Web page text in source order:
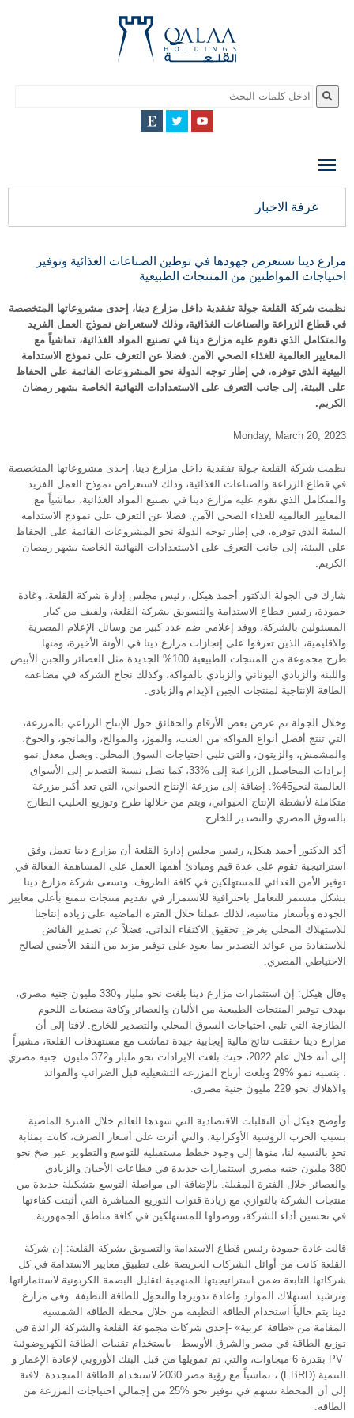
QALAA
QALAA
غرفة الاخبار
مزارع دينا تستعرض جهودها في توطين الصناعات الغذائية وتوفير
احتياجات المواطنين من المنتجات الطبيعية
نظمت شركة القلعة جولة تفقدية داخل مزارع دينا، إحدى مشروعاتها المتخصصة
في قطاع الزراعة والصناعات الغذائية، وذلك لاستعراض نموذج العمل الفريد
والمتكامل الذي تقوم عليه مزارع دينا في تصنيع المواد الغذائية، تماشياً مع
المعايير العالمية للغذاء الصحي الآمن. فضلا عن التعرف على نموذج الاستدامة
البيئية الذي توفره، في إطار توجه الدولة نحو المشروعات القائمة على الحفاظ
على البيئة، إلى جانب التعرف على الاستعدادات النهائية الخاصة بشهر رمضان
الكريم.
Monday, March 20, 2023
نظمت شركة القلعة جولة تفقدية داخل مزارع دينا، إحدى مشروعاتها المتخصصة
في قطاع الزراعة والصناعات الغذائية، وذلك لاستعراض نموذج العمل الفريد
والمتكامل الذي تقوم عليه مزارع دينا في تصنيع المواد الغذائية، تماشياً مع
المعايير العالمية للغذاء الصحي الآمن. فضلا عن التعرف على نموذج الاستدامة
البيئية الذي توفره، في إطار توجه الدولة نحو المشروعات القائمة على الحفاظ
على البيئة، إلى جانب التعرف على الاستعدادات النهائية الخاصة بشهر رمضان
الكريم.
شارك في الجولة الدكتور أحمد هيكل، رئيس مجلس إدارة شركة القلعة، وغادة
حمودة، رئيس قطاع الاستدامة والتسويق بشركة القلعة، ولفيف من كبار
المسئولين بالشركة، ووفد إعلامي ضم عدد كبير من وسائل الإعلام المصرية
والاقليمية، الذين تعرفوا على إنجازات مزارع دينا في الأونة الأخيرة، ومنها
طرح مجموعة من المنتجات الطبيعية 100% الجديدة مثل العصائر والجبن الأبيض
واللبنة والزبادي اليوناني والزبادي بالفواكه، وكذلك نجاح الشركة في مضاعفة
الطاقة الإنتاجية لمنتجات الجبن الإيدام والزبادي.
وخلال الجولة تم عرض بعض الأرقام والحقائق حول الإنتاج الزراعي بالمزرعة،
التي تنتج أفضل أنواع الفواكه من العنب، والموز، والموالح، والمانجو، والخوخ،
والمشمش، والزيتون، والتي تلبي احتياجات السوق المحلي. ويصل معدل نمو
إيرادات المحاصيل الزراعية إلى %33، كما تصل نسبة التصدير إلى الأسواق
العالمية لنحو45%. إضافة إلى مزرعة الإنتاج الحيواني، التي تعد أكبر مزرعة
متكاملة لأنشطة الإنتاج الحيواني، ويتم من خلالها طرح وتوزيع الحليب الطازج
بالسوق المصري والتصدير للخارج.
أكد الدكتور أحمد هيكل، رئيس مجلس إدارة القلعة أن مزارع دينا تعمل وفق
استراتيجية تقوم على عدة قيم ومبادئ أهمها العمل على المساهمة الفعالة في
توفير الأمن الغذائي للمستهلكين في كافة الظروف. وتسعى شركة مزارع دينا
بشكل مستمر للتعامل باحترافية للاستمرار في تقديم منتجات تتمتع بأعلى معايير
الجودة وبأسعار مناسبة، لذلك عملنا خلال الفترة الماضية على زيادة إنتاجنا
للاستهلاك المحلي بغرض تحقيق الاكتفاء الذاتي، فضلاً عن تصدير الفائض
للاستفادة من عوائد التصدير بما يعود على توفير مزيد من النقد الأجنبي لصالح
الاحتياطي المصري.
وقال هيكل: إن استثمارات مزارع دينا بلغت نحو مليار و330 مليون جنيه مصري،
بهدف توفير المنتجات الطبيعية من الألبان والعصائر وكافة مصنعات اللحوم
الطازجة التي تلبي احتياجات السوق المحلي والتصدير للخارج. لافتا إلى أن
مزارع دينا حققت نتائج مالية إيجابية جيدة تماشت مع مستهدفات القلعة، مشيراً
إلى أنه خلال عام 2022، حيث بلغت الايرادات نحو مليار و372 مليون جنيه مصري
، بنسبة نمو %29 وبلغت أرباح المزرعة التشغيليه قبل الضرائب والفوائد
والاهلاك نحو 229 مليون جنية مصري.
وأوضح هيكل أن التقلبات الاقتصادية التي شهدها العالم خلال الفترة الماضية
بسبب الحرب الروسية الأوكرانية، والتي أثرت على أسعار الصرف، كانت بمثابة
تحدٍ بالنسبة لنا، منوها إلى وجود خطط مستقبلية للتوسع والتطوير عبر ضخ نحو
380 مليون جنيه مصري استثمارات جديدة في قطاعات الأجبان والزبادي
والعصائر خلال الفترة المقبلة. بالإضافة الى مواصلة التوسع بتشكيلة جديدة من
منتجات الشركة بالتوازي مع زيادة قنوات التوزيع المباشرة التي أثبتت كفاءتها
في تحسين أداء الشركة، ووصولها للمستهلكين في كافة مناطق الجمهورية.
قالت غادة حمودة رئيس قطاع الاستدامة والتسويق بشركة القلعة: إن شركة
القلعة كانت من أوائل الشركات الحريصة على تطبيق معايير الاستدامة في كل
شركاتها التابعة ضمن استراتيجيتها المنهجية لتقليل البصمة الكربونية لاستثماراتها
وترشيد استهلاك الموارد واعادة تدويرها والتحول للطاقة النظيفة. وفى مزارع
دينا يتم حالياً استخدام الطاقة النظيفة من خلال محطة الطاقة الشمسية
المقامة من «طاقة عربية» -إحدى شركات مجموعة القلعة والشركة الرائدة في
توزيع الطاقة في مصر والشرق الأوسط - باستخدام تقنيات الطاقة الكهروضوئية
PV بقدرة 6 ميجاوات، والتي تم تمويلها من قبل البنك الأوروبي لإعادة الإعمار و
التنمية (EBRD) ، تماشياً مع رؤية مصر 2030 لاستخدام الطاقة المتجددة. لافتة
إلى أن المحطة تسهم في توفير نحو %25 من إجمالي احتياجات المزرعة من
الطاقة.